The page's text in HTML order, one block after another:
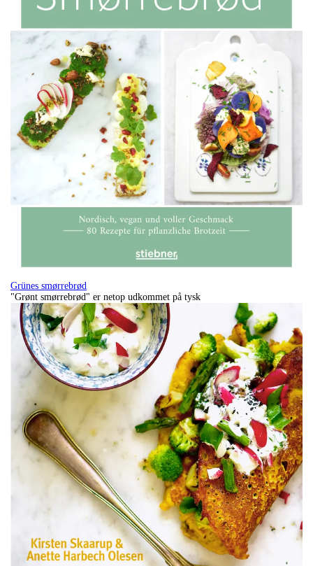
Grünes smørrebrød
"Grønt smørrebrød" er netop udkommet på tysk